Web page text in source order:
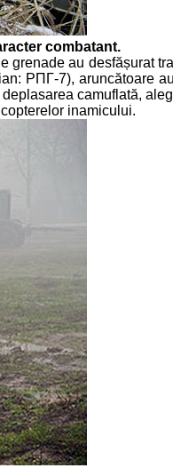
combatant.
au desfășurat
РПГ-7), aruncătoare
camuflată,
inamicului.